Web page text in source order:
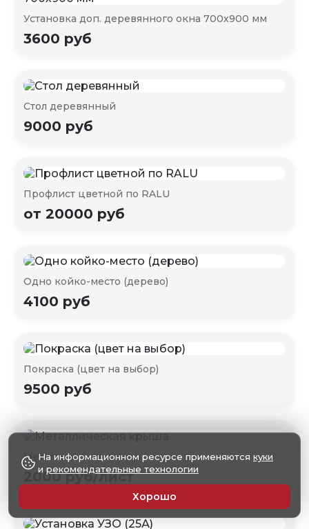
На информационном ресурсе применяются куки
и рекомендательные технологии
Хорошо
Установка доп. деревянного окна 700х900 мм
3600 руб
Стол деревянный
9000 руб
Профлист цветной по RALU
от 20000 руб
Одно койко-место (дерево)
4100 руб
Покраска (цвет на выбор)
9500 руб
Металлическая крыша
2000 руб/лист